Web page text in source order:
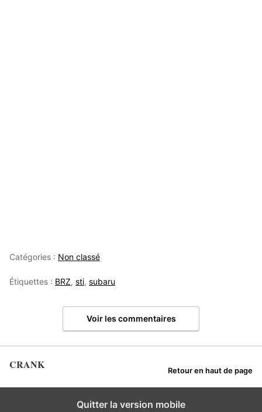
Catégories : Non classé
Étiquettes : BRZ, sti, subaru
Voir les commentaires
CRANK Retour en haut de page
Quitter la version mobile